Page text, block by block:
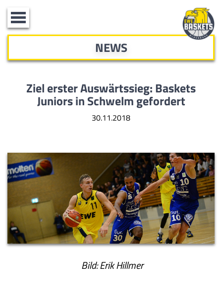
Toggle
navigation
NEWS
Ziel erster Auswärtssieg: Baskets
Juniors in Schwelm gefordert
30.11.2018
Bild: Erik Hillmer